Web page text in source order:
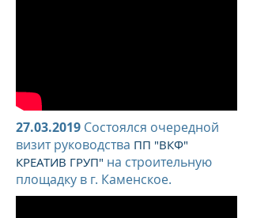
27.03.2019 Состоялся очередной
визит руководства ПП "ВКФ"
КРЕАТИВ ГРУП" на строительную
площадку в г. Каменское.